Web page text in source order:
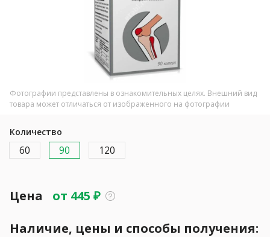
Фотографии представлены в ознакомительных целях. Внешний вид
товара может отличаться от изображенного на фотографии
Количество
60 90 120
Цена от 445 ₽
Наличие, цены и способы получения: